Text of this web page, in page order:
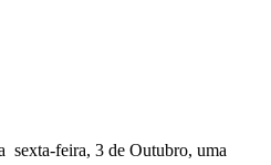
sexta-feira, 3 de Outubro, uma